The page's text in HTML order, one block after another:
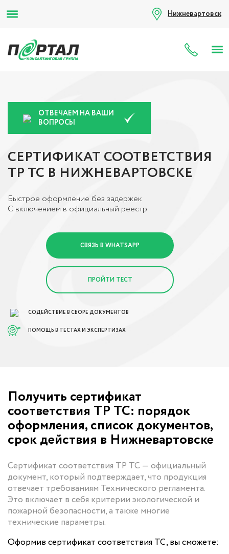
Нижневартовск
8
ОТВЕЧАЕМ НА ВАШИ
ВОПРОСЫ
СЕРТИФИКАТ СООТВЕТСТВИЯ
ТР ТС В НИЖНЕВАРТОВСКЕ
Быстрое оформление без задержек
С включением в официальный реестр
СВЯЗЬ В WHATSAPP
ПРОЙТИ ТЕСТ
СОДЕЙСТВИЕ В СБОРЕ ДОКУМЕНТОВ
ПОМОЩЬ В ТЕСТАХ И ЭКСПЕРТИЗАХ
Получить сертификат
соответствия ТР ТС: порядок
оформления, список документов,
срок действия в Нижневартовске
Сертификат соответствия ТР ТС — официальный
документ, который подтверждает, что продукция
отвечает требованиям Технического регламента.
Это включает в себя критерии экологической и
пожарной безопасности, а также многие
технические параметры.
Оформив сертификат соответствия ТС, вы сможете: